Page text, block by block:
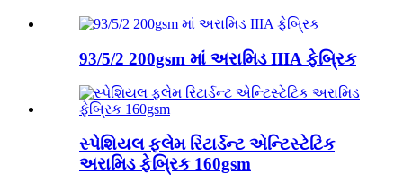
93/5/2 200gsm માં અરામિડ IIIA ફેબ્રિક
સ્પેશિયલ ફ્લેમ રિટાર્ડન્ટ એન્ટિસ્ટેટિક
અરામિડ ફેબ્રિક 160gsm